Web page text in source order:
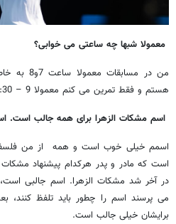
معمولا شبها چه ساعتی می خوابی؟
من در
هستم و فقط تمرین می کنم معمولا 9 – 9:30 دقیقه می خوابم.
اسم مشکات الزهرا برای همه جالب است.
اسمم خیلی خوب است و همه از من
است که مادر و پدر هرکدام پیشنهاد مشکات
در آخر شد مشکات الزهرا. اسم جالبی
می پرسند اسم را چطور باید تلفظ کنند،
برایشان خیلی جالب است.